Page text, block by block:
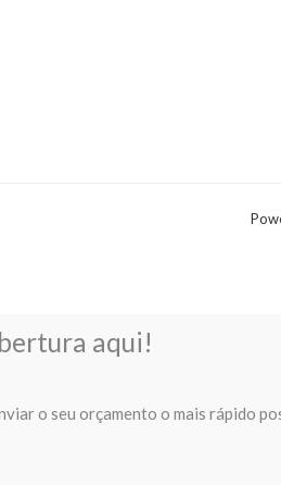
aqui!
o seu orçamento o mais rápido